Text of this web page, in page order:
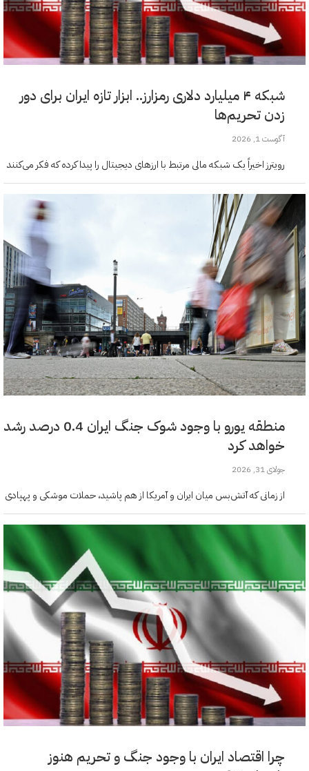
شبکه ۴ میلیارد دلاری رمزارز.. ابزار تازه ایران برای دور
زدن تحریم‌ها
آگوست 1, 2026
رویترز اخیراً یک شبکه مالی مرتبط با ارزهای دیجیتال را پیدا کرده که فکر می‌کنند
میلیاردها دلار پول را برای ایران جابجا کرده و از این راه تحریم‌ها را دور…
منطقه یورو با وجود شوک جنگ ایران 0.4 درصد رشد
خواهد کرد
جولای 31, 2026
از زمانی که آتش‌بس میان ایران و آمریکا از هم پاشید، حملات موشکی و پهپادی
ایران در خاورمیانه نگرانی واشنگتن را بالا برده است. حالا خیلی‌ها می‌پرسند،
آمریکا چقدر موشک…
چرا اقتصاد ایران با وجود جنگ و تحریم هنوز